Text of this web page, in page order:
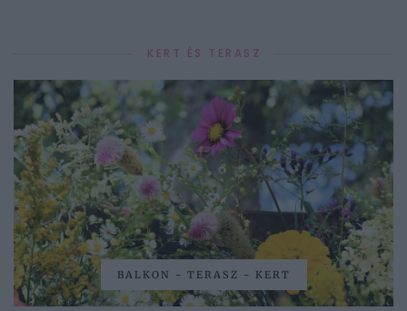
KERT ÉS TERASZ
BALKON - TERASZ - KERT